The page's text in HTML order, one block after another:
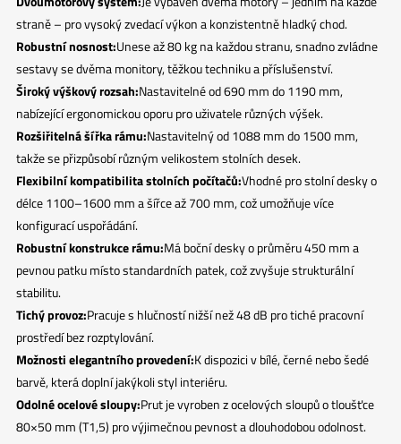
straně – pro vysoký zvedací výkon a konzistentně hladký chod.
Robustní nosnost:Unese až 80 kg na každou stranu, snadno zvládne
sestavy se dvěma monitory, těžkou techniku a příslušenství.
Široký výškový rozsah:Nastavitelné od 690 mm do 1190 mm,
nabízející ergonomickou oporu pro uživatele různých výšek.
Rozšiřitelná šířka rámu:Nastavitelný od 1088 mm do 1500 mm,
takže se přizpůsobí různým velikostem stolních desek.
Flexibilní kompatibilita stolních počítačů:Vhodné pro stolní desky o
délce 1100–1600 mm a šířce až 700 mm, což umožňuje více
konfigurací uspořádání.
Robustní konstrukce rámu:Má boční desky o průměru 450 mm a
pevnou patku místo standardních patek, což zvyšuje strukturální
stabilitu.
Tichý provoz:Pracuje s hlučností nižší než 48 dB pro tiché pracovní
prostředí bez rozptylování.
Možnosti elegantního provedení:K dispozici v bílé, černé nebo šedé
barvě, která doplní jakýkoli styl interiéru.
Odolné ocelové sloupy:Prut je vyroben z ocelových sloupů o tloušťce
80×50 mm (T1,5) pro výjimečnou pevnost a dlouhodobou odolnost.